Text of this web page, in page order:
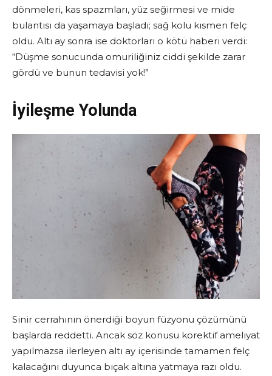
dönmeleri, kas spazmları, yüz seğirmesi ve mide
bulantısı da yaşamaya başladı; sağ kolu kısmen felç
oldu. Altı ay sonra ise doktorları o kötü haberi verdi:
“Düşme sonucunda omuriliğiniz ciddi şekilde zarar
gördü ve bunun tedavisi yok!”
İyileşme Yolunda
Sinir cerrahının önerdiği boyun füzyonu çözümünü
başlarda reddetti. Ancak söz konusu korektif ameliyat
yapılmazsa ilerleyen altı ay içerisinde tamamen felç
kalacağını duyunca bıçak altına yatmaya razı oldu.